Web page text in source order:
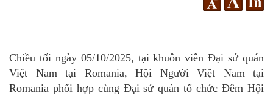
Chiều tối ngày 05/10/2025, tại khuôn viên Đại sứ quán
Việt Nam tại Romania, Hội Người Việt Nam tại
Romania phối hợp cùng Đại sứ quán tổ chức Đêm Hội